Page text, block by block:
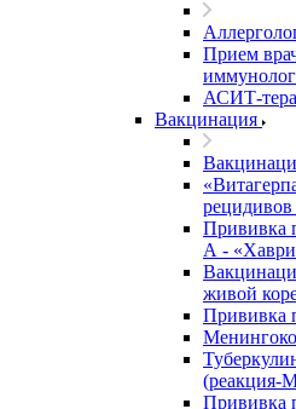
Прием
АСИТ-
Вакцинация
Прививка
А -
живой
Прививка
(реакция-
Прививка